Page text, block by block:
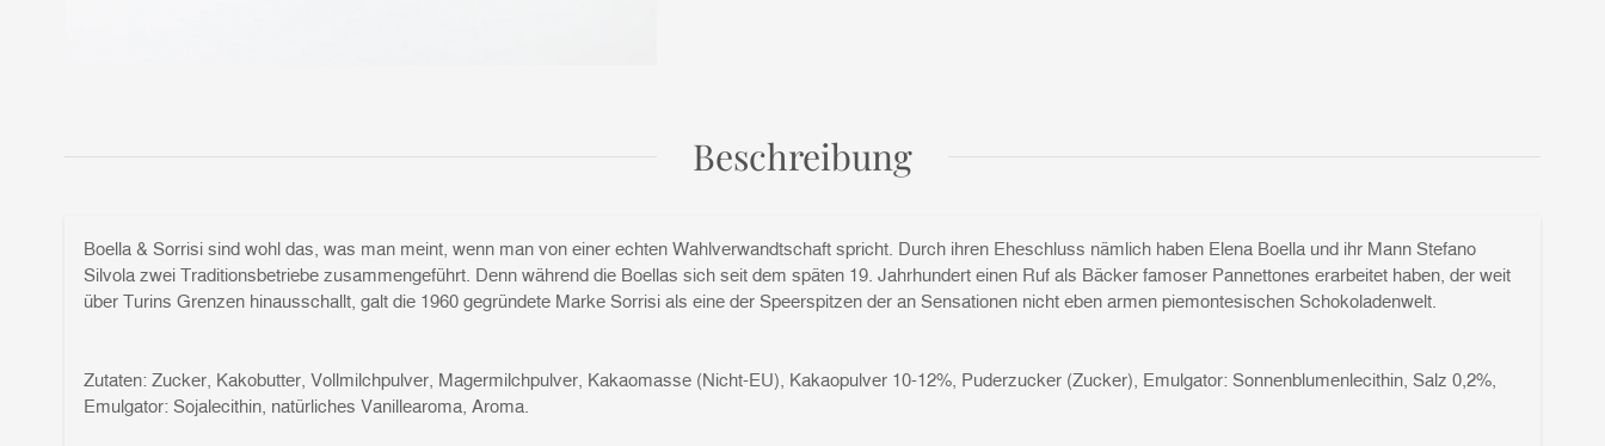
Beschreibung
Boella & Sorrisi sind wohl das, was man meint, wenn man von einer echten Wahlverwandtschaft spricht. Durch ihren Eheschluss nämlich haben Elena Boella und ihr Mann Stefano
Silvola zwei Traditionsbetriebe zusammengeführt. Denn während die Boellas sich seit dem späten 19. Jahrhundert einen Ruf als Bäcker famoser Pannettones erarbeitet haben, der weit
über Turins Grenzen hinausschallt, galt die 1960 gegründete Marke Sorrisi als eine der Speerspitzen der an Sensationen nicht eben armen piemontesischen Schokoladenwelt.
Zutaten: Zucker, Kakobutter, Vollmilchpulver, Magermilchpulver, Kakaomasse (Nicht-EU), Kakaopulver 10-12%, Puderzucker (Zucker), Emulgator: Sonnenblumenlecithin, Salz 0,2%,
Emulgator: Sojalecithin, natürliches Vanillearoma, Aroma.